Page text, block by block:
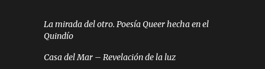
La mirada del otro. Poesía Queer hecha en el
Quindío
Casa del Mar – Revelación de la luz